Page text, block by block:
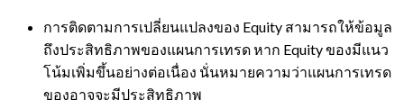
การติดตามการเปลี่ยนแปลงของ Equity สามารถให้ข้อมูล
ถึงประสิทธิภาพของแผนการเทรด หาก Equity ของมีแนว
โน้มเพิ่มขึ้นอย่างต่อเนื่อง นั่นหมายความว่าแผนการเทรด
ของอาจจะมีประสิทธิภาพ